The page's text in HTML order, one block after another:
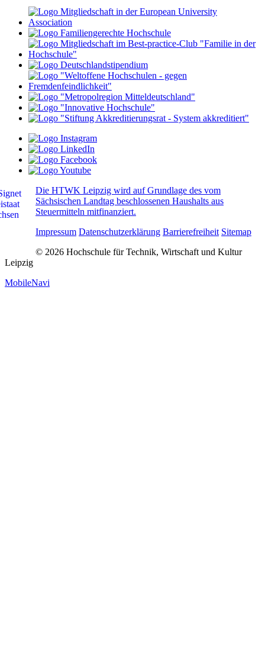
Die HTWK Leipzig wird auf Grundlage des vom
Sächsischen Landtag beschlossenen Haushalts aus
Steuermitteln mitfinanziert.
Impressum Datenschutzerklärung Barrierefreiheit Sitemap
© 2026 Hochschule für Technik, Wirtschaft und Kultur
Leipzig
MobileNavi